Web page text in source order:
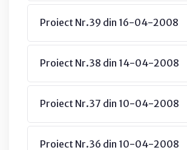
Proiect Nr.39 din 16-04-2008
Proiect Nr.38 din 14-04-2008
Proiect Nr.37 din 10-04-2008
Proiect Nr.36 din 10-04-2008